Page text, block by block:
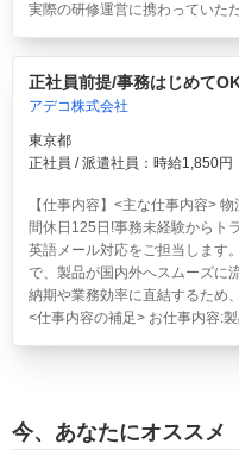
実際の研修運営に携わっていた
正社員前提/事務はじめて
アデコ株式会社
東京都
正社員 / 派遣社員：時給1,850円
【仕事内容】<主な仕事内容>
間休日125日!事務未経験からト
英語メール対応をご担当します
で、製品が国内外へスムーズに
納期や業務効率に直結するため
<仕事内容の補足> お仕事内容:
今、あなたにオススメ